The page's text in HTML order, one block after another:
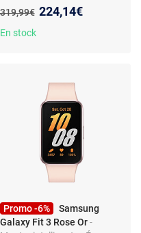
Ancien prix :
319,99€ Nouveau prix :
224,14€
En stock
Promo -6%
Samsung
Galaxy Fit 3 Rose Or -